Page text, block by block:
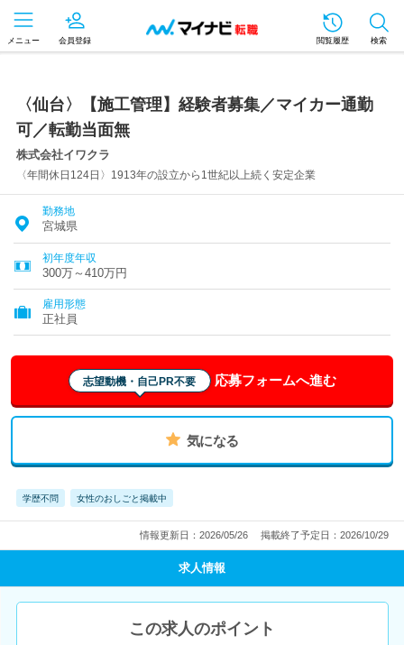
メニュー 会員登録 閲覧履歴 検索
〈仙台〉【施工管理】経験者募集／マイカー通勤
可／転勤当面無
株式会社イワクラ
〈年間休日124日〉1913年の設立から1世紀以上続く安定企業
勤務地
宮城県
初年度年収
300万～410万円
雇用形態
正社員
志望動機・自己PR不要 応募フォームへ進む
気になる
学歴不問 女性のおしごと掲載中
情報更新日：2026/05/26 掲載終了予定日：2026/10/29
求人情報
この求人のポイント